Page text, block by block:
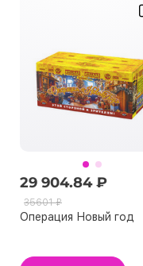
29 904.84 ₽
35601 ₽
Операция Новый год